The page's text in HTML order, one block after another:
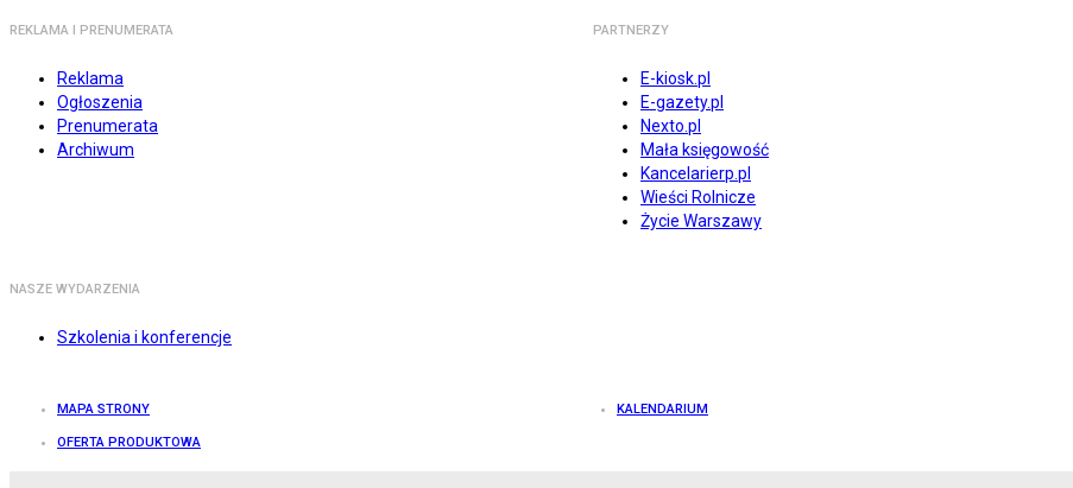
REKLAMA I PRENUMERATA
Reklama
Ogłoszenia
Prenumerata
Archiwum
PARTNERZY
E-kiosk.pl
E-gazety.pl
Nexto.pl
Mała księgowość
Kancelarierp.pl
Wieści Rolnicze
Życie Warszawy
NASZE WYDARZENIA
Szkolenia i konferencje
MAPA STRONY KALENDARIUM
OFERTA PRODUKTOWA